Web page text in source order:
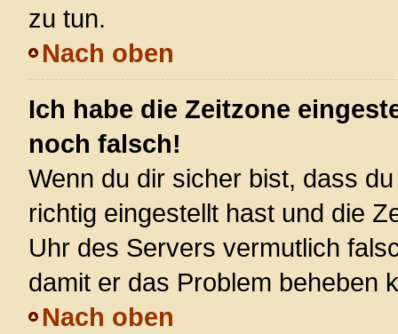
zu tun.
Nach oben
Ich habe die Zeitzone
noch falsch!
Wenn du dir sicher bist, dass
richtig eingestellt hast und die
Uhr des Servers vermutlich
damit er das Problem beheben
Nach oben